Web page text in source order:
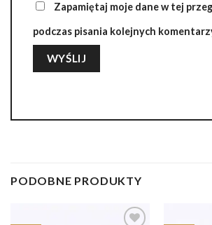
Zapamiętaj moje dane w tej
podczas pisania kolejnych
PODOBNE PRODUKTY